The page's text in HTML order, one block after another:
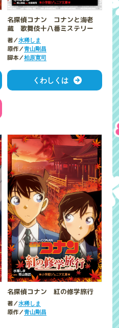
名探偵コナン コナンと海老
蔵 歌舞伎十八番ミステリー
著／水稀しま
原作／青山剛昌
脚本／柏原寛司
くわしくは
名探偵コナン 紅の修学旅行
著／水稀しま
原作／青山剛昌